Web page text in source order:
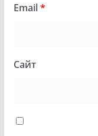
Email*
Сайт